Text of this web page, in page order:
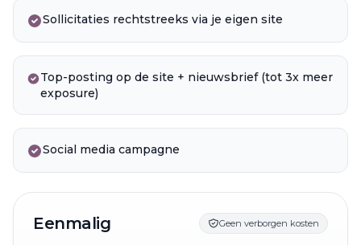
Sollicitaties rechtstreeks via je eigen site
Top-posting op de site + nieuwsbrief (tot 3x meer
exposure)
Social media campagne
Eenmalig Geen verborgen kosten